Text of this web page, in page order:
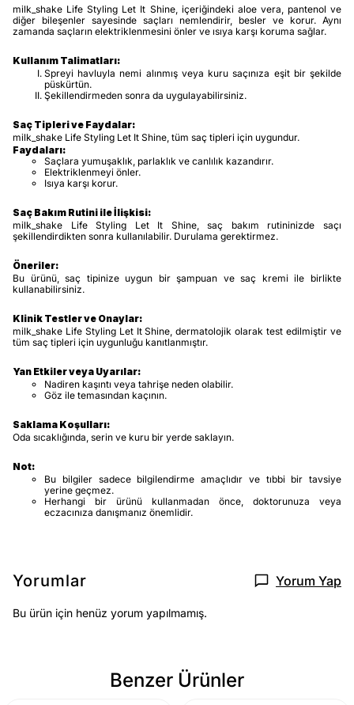
milk_shake Life Styling Let It Shine, içeriğindeki aloe vera, pantenol ve
diğer bileşenler sayesinde saçları nemlendirir, besler ve korur. Aynı
zamanda saçların elektriklenmesini önler ve ısıya karşı koruma sağlar.
Kullanım Talimatları:
Spreyi havluyla nemi alınmış veya kuru saçınıza eşit bir şekilde
püskürtün.
Şekillendirmeden sonra da uygulayabilirsiniz.
Saç Tipleri ve Faydalar:
milk_shake Life Styling Let It Shine, tüm saç tipleri için uygundur.
Faydaları:
Saçlara yumuşaklık, parlaklık ve canlılık kazandırır.
Elektriklenmeyi önler.
Isıya karşı korur.
Saç Bakım Rutini ile İlişkisi:
milk_shake Life Styling Let It Shine, saç bakım rutininizde saçı
şekillendirdikten sonra kullanılabilir. Durulama gerektirmez.
Öneriler:
Bu ürünü, saç tipinize uygun bir şampuan ve saç kremi ile birlikte
kullanabilirsiniz.
Klinik Testler ve Onaylar:
milk_shake Life Styling Let It Shine, dermatolojik olarak test edilmiştir ve
tüm saç tipleri için uygunluğu kanıtlanmıştır.
Yan Etkiler veya Uyarılar:
Nadiren kaşıntı veya tahrişe neden olabilir.
Göz ile temasından kaçının.
Saklama Koşulları:
Oda sıcaklığında, serin ve kuru bir yerde saklayın.
Not:
Bu bilgiler sadece bilgilendirme amaçlıdır ve tıbbi bir tavsiye
yerine geçmez.
Herhangi bir ürünü kullanmadan önce, doktorunuza veya
eczacınıza danışmanız önemlidir.
Yorumlar Yorum Yap
Bu ürün için henüz yorum yapılmamış.
Benzer Ürünler